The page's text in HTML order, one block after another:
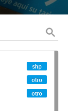
shp
otro
otro